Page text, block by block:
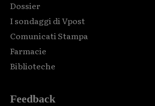
Dossier
I sondaggi di Vpost
Comunicati Stampa
Farmacie
Biblioteche
Feedback